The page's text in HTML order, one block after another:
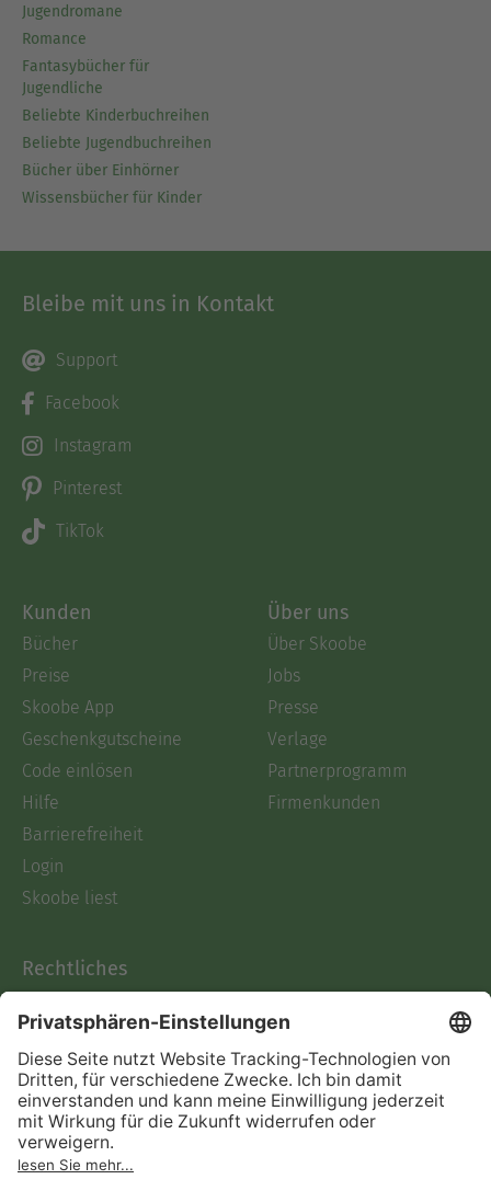
Jugendromane
Romance
Fantasybücher für
Jugendliche
Beliebte Kinderbuchreihen
Beliebte Jugendbuchreihen
Bücher über Einhörner
Wissensbücher für Kinder
Bleibe mit uns in Kontakt
Support
Facebook
Instagram
Pinterest
TikTok
Kunden
Bücher
Preise
Skoobe App
Geschenkgutscheine
Code einlösen
Hilfe
Barrierefreiheit
Login
Skoobe liest
Über uns
Über Skoobe
Jobs
Presse
Verlage
Partnerprogramm
Firmenkunden
Rechtliches
AGB
Informationen nach Data
Act
Verträge hier kündigen
Impressum